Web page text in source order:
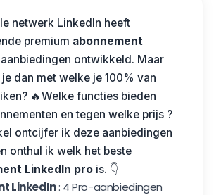
netwerk LinkedIn heeft
premium abonnement
aanbiedingen ontwikkeld. Maar
dan met welke je 100% van
🔥Welke functies bieden
en tegen welke prijs ?
ontcijfer ik deze aanbiedingen
onthul ik welk het beste
LinkedIn pro is. 👇
LinkedIn: 4 Pro-aanbiedingen